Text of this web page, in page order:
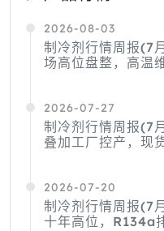
2026-08-03
制冷剂行情周报(7
场高位盘整，高温
2026-07-27
制冷剂行情周报(7
叠加工厂控产，现
2026-07-20
制冷剂行情周报(7
十年高位，R134a